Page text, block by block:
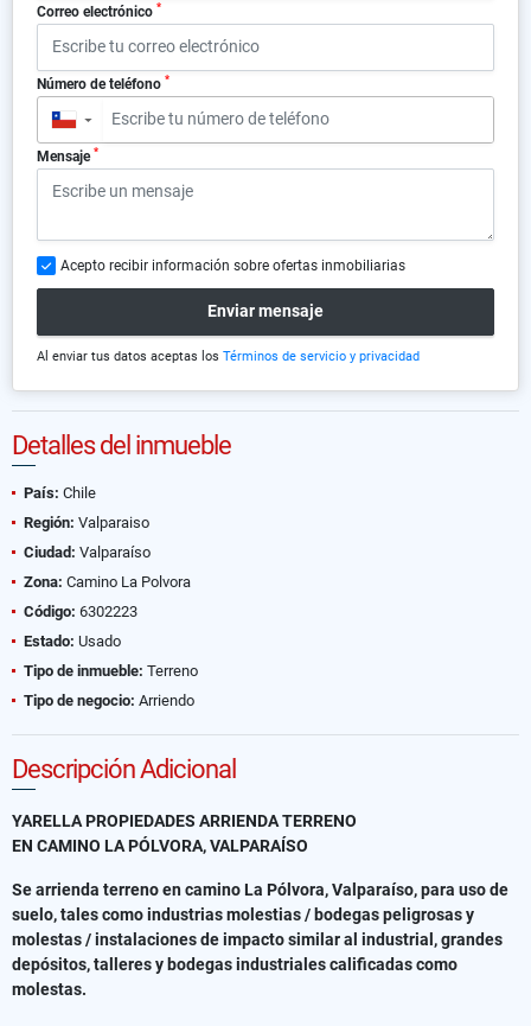
Correo electrónico *
Número de teléfono *
▼
Mensaje *
Acepto recibir información sobre ofertas inmobiliarias
Enviar mensaje
Al enviar tus datos aceptas los Términos de servicio y privacidad
Detalles del inmueble
País: Chile
Región: Valparaiso
Ciudad: Valparaíso
Zona: Camino La Polvora
Código: 6302223
Estado: Usado
Tipo de inmueble: Terreno
Tipo de negocio: Arriendo
Descripción Adicional
YARELLA PROPIEDADES ARRIENDA TERRENO
EN CAMINO LA PÓLVORA, VALPARAÍSO
Se arrienda terreno en camino La Pólvora, Valparaíso, para uso de
suelo, tales como industrias molestias / bodegas peligrosas y
molestas / instalaciones de impacto similar al industrial, grandes
depósitos, talleres y bodegas industriales calificadas como
molestas.